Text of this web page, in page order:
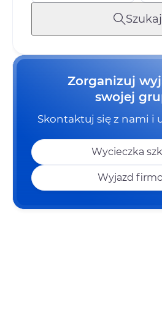
Szukaj
Zorganizuj
swojej
Skontaktuj się z nami i
Wycieczka
Wyjazd